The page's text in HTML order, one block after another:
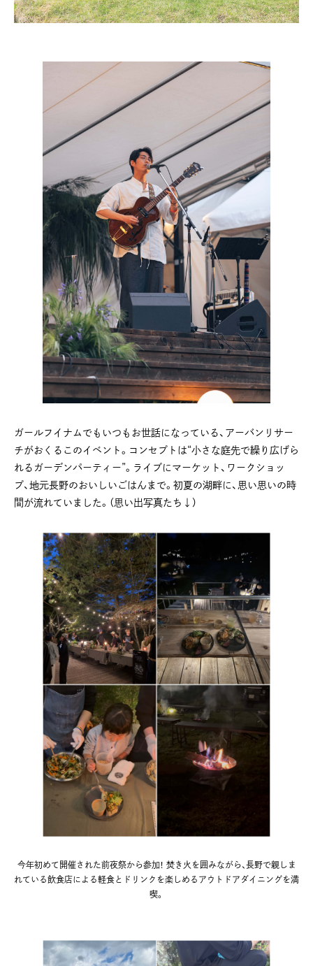
ガールフイナムでもいつもお世話になっている、アーバンリサー
チがおくるこのイベント。コンセプトは“小さな庭先で繰り広げら
れるガーデンパーティー”。ライブにマーケット、ワークショッ
プ、地元長野のおいしいごはんまで。初夏の湖畔に、思い思いの時
間が流れていました。（思い出写真たち↓）
今年初めて開催された前夜祭から参加！ 焚き火を囲みながら、長野で親しま
れている飲食店による軽食とドリンクを楽しめるアウトドアダイニングを満
喫。